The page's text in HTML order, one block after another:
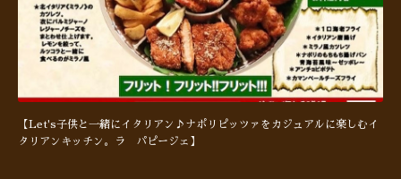
【Let's子供と一緒にイタリアン♪ナポリピッツァをカジュアルに楽しむイ
タリアンキッチン。ラ パピージェ】